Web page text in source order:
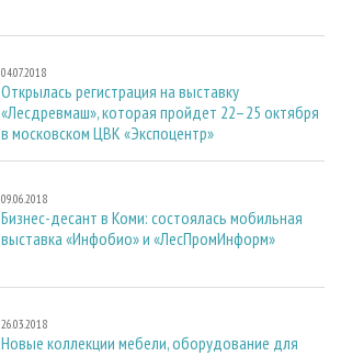
04.07.2018
Открылась регистрация на выставку
«Лесдревмаш», которая пройдет 22–25 октября
в московском ЦВК «Экспоцентр»
09.06.2018
Бизнес-десант в Коми: состоялась мобильная
выставка «Инфобио» и «ЛесПромИнформ»
26.03.2018
Новые коллекции мебели, оборудование для